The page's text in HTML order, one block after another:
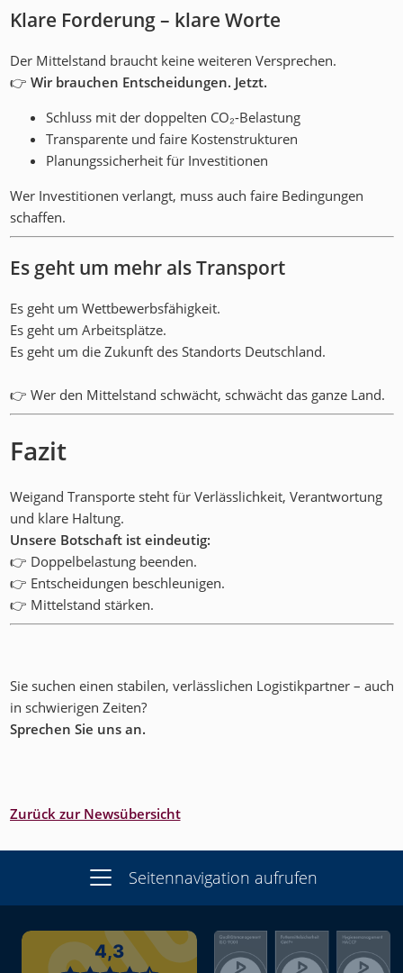
Klare Forderung – klare Worte
Der Mittelstand braucht keine weiteren Versprechen.
👉 Wir brauchen Entscheidungen. Jetzt.
Schluss mit der doppelten CO₂-Belastung
Transparente und faire Kostenstrukturen
Planungssicherheit für Investitionen
Wer Investitionen verlangt, muss auch faire Bedingungen
schaffen.
Es geht um mehr als Transport
Es geht um Wettbewerbsfähigkeit.
Es geht um Arbeitsplätze.
Es geht um die Zukunft des Standorts Deutschland.
👉 Wer den Mittelstand schwächt, schwächt das ganze Land.
Fazit
Weigand Transporte steht für Verlässlichkeit, Verantwortung
und klare Haltung.
Unsere Botschaft ist eindeutig:
👉 Doppelbelastung beenden.
👉 Entscheidungen beschleunigen.
👉 Mittelstand stärken.
Sie suchen einen stabilen, verlässlichen Logistikpartner – auch
in schwierigen Zeiten?
Sprechen Sie uns an.
Zurück zur Newsübersicht
Seitennavigation aufrufen